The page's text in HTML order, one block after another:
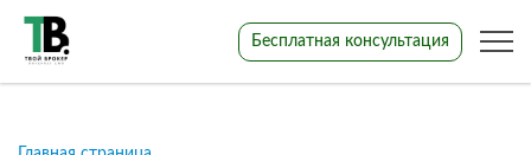
Бесплатная консультация